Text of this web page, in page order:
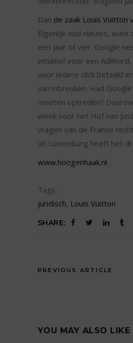
Dan de zaak Louis Vuitton
Eigenlijk oud nieuws, want
een jaar of vier. Google
initiatief voor een
voor iedere click betaald
van inbreuken. Had
moeten optreden?
week voor het Hof van
vragen van de Franse
uit Luxemburg heeft het
www.hoogenhaak.nl
Tags:
juridisch, Louis Vuitton
SHARE:
PREVIOUS ARTICLE
YOU MAY ALSO LIKE